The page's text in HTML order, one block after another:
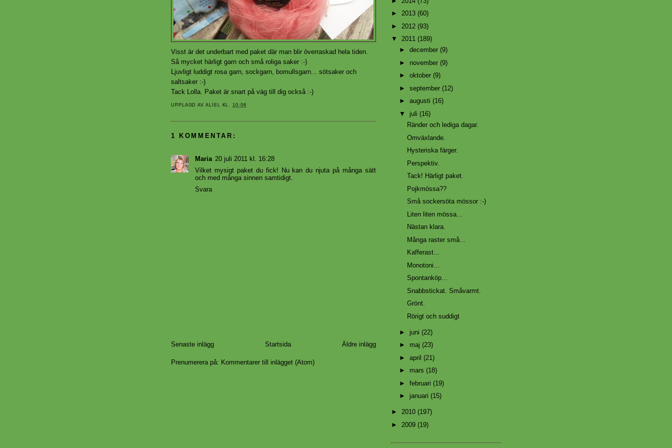
Visst är det underbart med paket där man blir överraskad hela tiden.
Så mycket härligt garn och små roliga saker :-)
Ljuvligt luddigt rosa garn, sockgarn, bomullsgarn... sötsaker och
saltsaker :-)
Tack Lolla. Paket är snart på väg till dig också :-)
UPPLAGD AVALIEL KL. 10:06
1 KOMMENTAR:
Maria 20 juli 2011 kl. 16:28
Vilket mysigt paket du fick! Nu kan du njuta på många sätt
och med många sinnen samtidigt.
Svara
Senaste inlägg Äldre inlägg
Startsida
Prenumerera på: Kommentarer till inlägget (Atom)
► 2013 (60)
► 2012 (93)
▼ 2011 (189)
► december (9)
► november (9)
► oktober (9)
► september (12)
► augusti (16)
▼ juli (16)
Ränder och lediga dagar.
Omväxlande.
Hysteriska färger.
Perspektiv.
Tack! Härligt paket.
Pojkmössa??
Små sockersöta mössor :-)
Liten liten mössa...
Nästan klara.
Många raster små...
Kafferast...
Monotoni...
Spontanköp...
Snabbstickat. Småvarmt.
Grönt.
Rörigt och suddigt
► juni (22)
► maj (23)
► april (21)
► mars (18)
► februari (19)
► januari (15)
► 2010 (197)
► 2009 (19)